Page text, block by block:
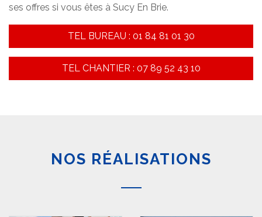
ses offres si vous êtes à Sucy En Brie.
TEL BUREAU : 01 84 81 01 30
TEL CHANTIER : 07 89 52 43 10
NOS RÉALISATIONS